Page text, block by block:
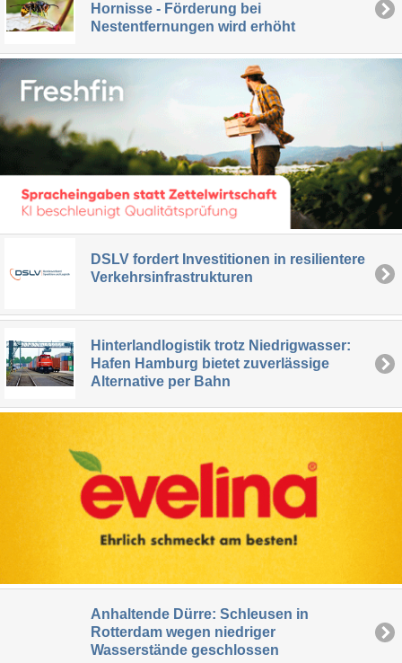
Hornisse - Förderung bei
Nestentfernungen wird erhöht
DSLV fordert Investitionen in resilientere
Verkehrsinfrastrukturen
Hinterlandlogistik trotz Niedrigwasser:
Hafen Hamburg bietet zuverlässige
Alternative per Bahn
Anhaltende Dürre: Schleusen in
Rotterdam wegen niedriger
Wasserstände geschlossen